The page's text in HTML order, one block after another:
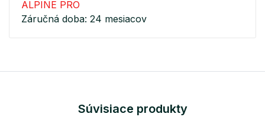
ALPINE PRO
Záručná doba: 24 mesiacov
Súvisiace produkty